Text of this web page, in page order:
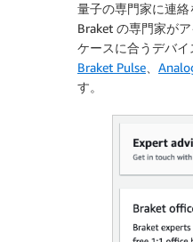
量子の専門家に連
Braket の専門家が
ケースに合うデバイ
Braket Pulse
す。